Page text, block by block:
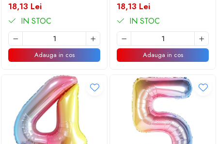
18,13 Lei
IN STOC
Adauga in cos
18,13 Lei
IN STOC
Adauga in cos